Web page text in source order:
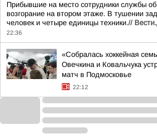
Прибывшие на место сотрудники службы
возгорание на втором этаже. В тушении
человек и четыре единицы техники.//
22:36
«Собралась хоккейная
Овечкина и Ковальчука
матч в Подмосковье
22:12